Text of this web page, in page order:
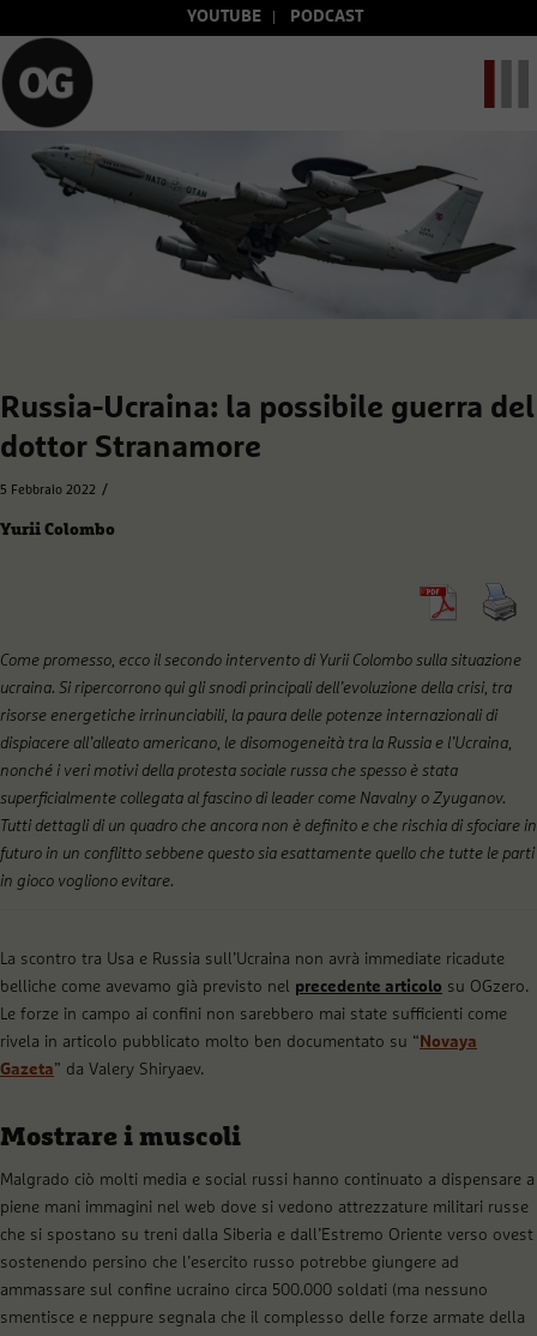
YOUTUBE PODCAST
Russia-Ucraina: la possibile guerra del
dottor Stranamore
5 Febbraio 2022 /
Yurii Colombo
Come promesso, ecco il secondo intervento di Yurii Colombo sulla situazione
ucraina. Si ripercorrono qui gli snodi principali dell’evoluzione della crisi, tra
risorse energetiche irrinunciabili, la paura delle potenze internazionali di
dispiacere all’alleato americano, le disomogeneità tra la Russia e l’Ucraina,
nonché i veri motivi della protesta sociale russa che spesso è stata
superficialmente collegata al fascino di leader come Navalny o Zyuganov.
Tutti dettagli di un quadro che ancora non è definito e che rischia di sfociare in
futuro in un conflitto sebbene questo sia esattamente quello che tutte le parti
in gioco vogliono evitare.
La scontro tra Usa e Russia sull’Ucraina non avrà immediate ricadute
belliche come avevamo già previsto nel precedente articolo su OGzero.
Le forze in campo ai confini non sarebbero mai state sufficienti come
rivela in articolo pubblicato molto ben documentato su “ Novaya
Gazeta” da Valery Shiryaev.
Mostrare i muscoli
Malgrado ciò molti media e social russi hanno continuato a dispensare a
piene mani immagini nel web dove si vedono attrezzature militari russe
che si spostano su treni dalla Siberia e dall’Estremo Oriente verso ovest
sostenendo persino che l’esercito russo potrebbe giungere ad
ammassare sul confine ucraino circa 500.000 soldati (ma nessuno
smentisce e neppure segnala che il complesso delle forze armate della